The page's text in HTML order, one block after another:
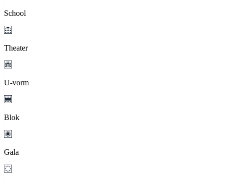
School
Theater
U-vorm
Blok
Gala